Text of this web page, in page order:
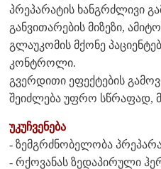
პრეპარატის ხანგრძლივი
განვითარების მიზეზი,
გლაუკომის მქონე
კონტროლი.
გვერდითი ეფექტების
შეიძლება უფრო
უკუჩვენება
- ზემგრძნობელობა
- რქოვანას ზედაპირული